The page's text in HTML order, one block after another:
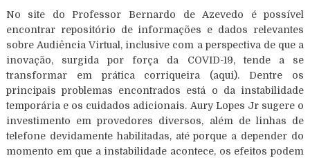
No site do Professor Bernardo de Azevedo é possível
encontrar repositório de informações e dados relevantes
sobre Audiência Virtual, inclusive com a perspectiva de que a
inovação, surgida por força da COVID-19, tende a se
transformar em prática corriqueira (aqui). Dentre os
principais problemas encontrados está o da instabilidade
temporária e os cuidados adicionais. Aury Lopes Jr sugere o
investimento em provedores diversos, além de linhas de
telefone devidamente habilitadas, até porque a depender do
momento em que a instabilidade acontece, os efeitos podem